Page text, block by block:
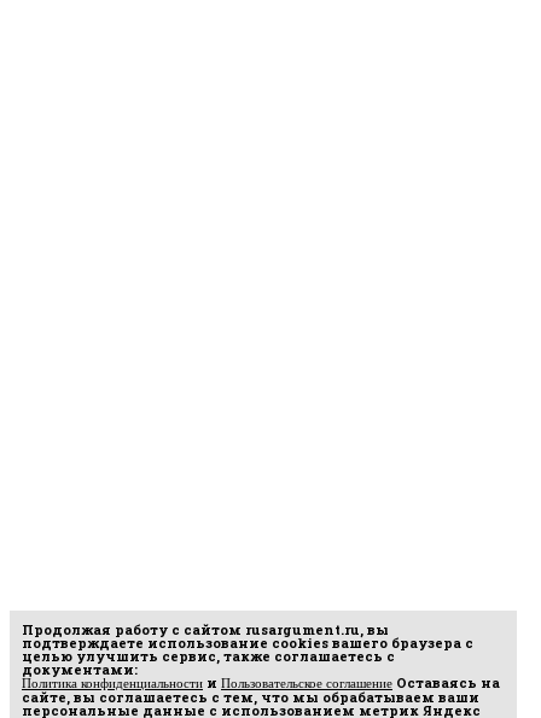
Продолжая работу с сайтом rusargument.ru, вы
подтверждаете использование cookies вашего браузера с
целью улучшить сервис, также соглашаетесь с
документами:
Политика конфиденциальности и Пользовательское соглашение Оставаясь на
сайте, вы соглашаетесь с тем, что мы обрабатываем ваши
персональные данные с использованием метрик Яндекс